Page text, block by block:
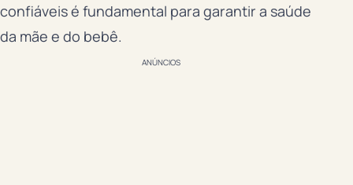
confiáveis é fundamental para garantir a saúde
da mãe e do bebê.
ANÚNCIOS